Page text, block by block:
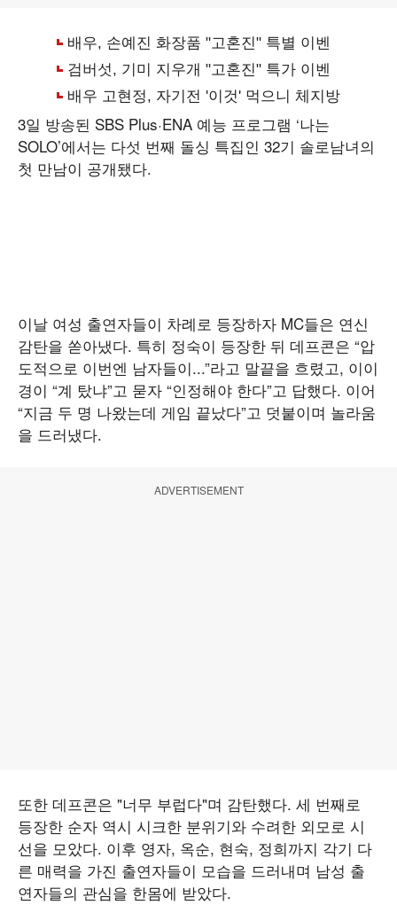
3일 방송된 SBS Plus·ENA 예능 프로그램 ‘나는
SOLO’에서는 다섯 번째 돌싱 특집인 32기 솔로남녀의
첫 만남이 공개됐다.
이날 여성 출연자들이 차례로 등장하자 MC들은 연신
감탄을 쏟아냈다. 특히 정숙이 등장한 뒤 데프콘은 “압
도적으로 이번엔 남자들이...”라고 말끝을 흐렸고, 이이
경이 “계 탔냐”고 묻자 “인정해야 한다”고 답했다. 이어
“지금 두 명 나왔는데 게임 끝났다”고 덧붙이며 놀라움
을 드러냈다.
ADVERTISEMENT
또한 데프콘은 "너무 부럽다"며 감탄했다. 세 번째로
등장한 순자 역시 시크한 분위기와 수려한 외모로 시
선을 모았다. 이후 영자, 옥순, 현숙, 정희까지 각기 다
른 매력을 가진 출연자들이 모습을 드러내며 남성 출
연자들의 관심을 한몸에 받았다.